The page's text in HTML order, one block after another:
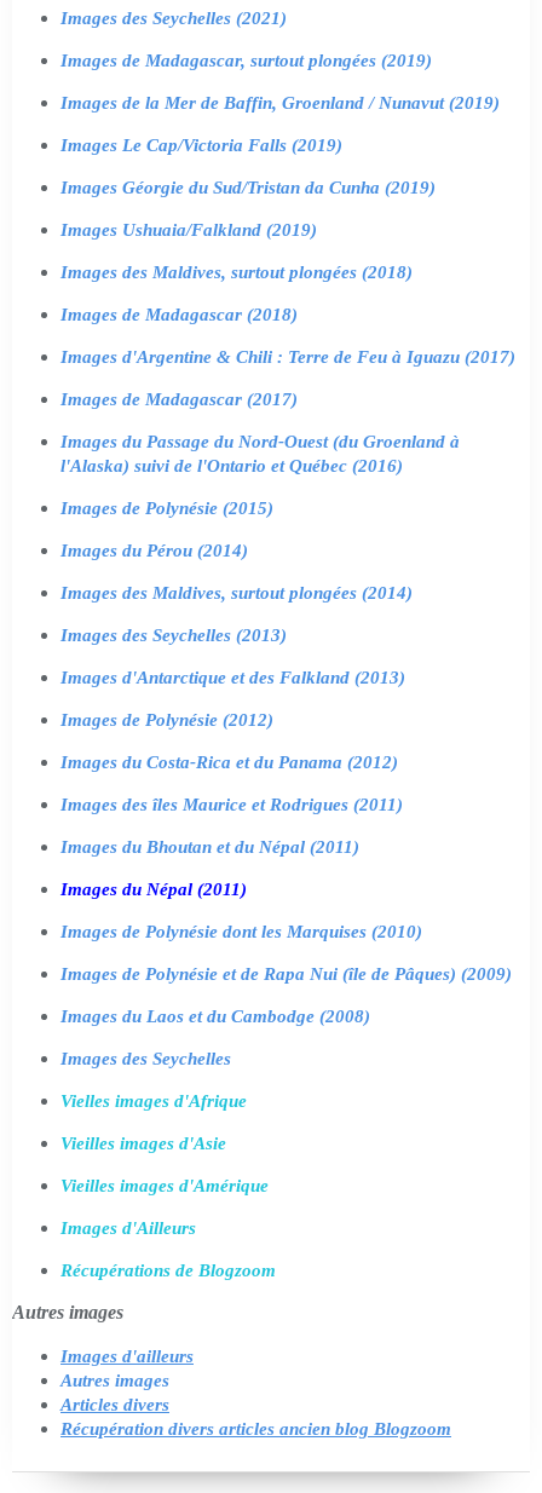
Images des Seychelles (2021)
Images de Madagascar, surtout plongées (2019)
Images de la Mer de Baffin, Groenland / Nunavut (2019)
Images Le Cap/Victoria Falls (2019)
Images Géorgie du Sud/Tristan da Cunha (2019)
Images Ushuaia/Falkland (2019)
Images des Maldives, surtout plongées (2018)
Images de Madagascar (2018)
Images d'Argentine & Chili : Terre de Feu à Iguazu (2017)
Images de Madagascar (2017)
Images du Passage du Nord-Ouest (du Groenland à
l'Alaska) suivi de l'Ontario et Québec (2016)
Images de Polynésie (2015)
Images du Pérou (2014)
Images des Maldives, surtout plongées (2014)
Images des Seychelles (2013)
Images d'Antarctique et des Falkland (2013)
Images de Polynésie (2012)
Images du Costa-Rica et du Panama (2012)
Images des îles Maurice et Rodrigues (2011)
Images du Bhoutan et du Népal (2011)
Images du Népal (2011)
Images de Polynésie dont les Marquises (2010)
Images de Polynésie et de Rapa Nui (île de Pâques) (2009)
Images du Laos et du Cambodge (2008)
Images des Seychelles
Vielles images d'Afrique
Vieilles images d'Asie
Vieilles images d'Amérique
Images d'Ailleurs
Récupérations de Blogzoom
Autres images
Images d'ailleurs
Autres images
Articles divers
Récupération divers articles ancien blog Blogzoom